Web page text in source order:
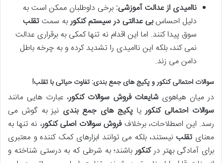
ناامیدی از عدالت آموزشی: برخی داوطلبان ممکن است به
دلیل احساسبی عدالتی در سیستم کنکوربه سمت تقلب
سوق پیدا کنند. اما این اقدام نه تنها کمکی به برقراری عدالت
نمی کند، بلکه این ناامیدی را تشدید کرده و به چرخه باطل
دامن می زند.
سوالات احتمالی کنکوروپکیج های جمع بندی: تفاوت حیاتی با تقلب!
در میان هیاهوی شایعات فروش سوالات کنکور، عبارت هایی مانند
سوالات احتمالی کنکوریاپکیج های جمع بندی نیز به گوش می
رسد. این اصطلاحات، برخلاففروش سوالات اصلی کنکور، نه تنها به
معنای تقلب نیستند، بلکه می توانند ابزارهای کمک کننده و معتبری
برای آمادگی بهتر درکنکورباشند؛ به شرطی که به درستی شناخته و